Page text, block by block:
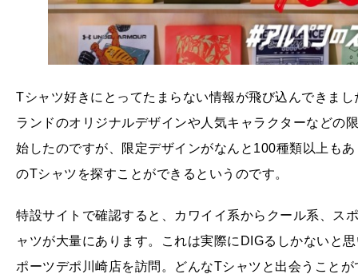
Tシャツ好きにとってたまらない情報が飛び込んできま
ランドのオリジナルデザインや人気キャラクターなどの
始したのですが、限定デザインがなんと100種類以上も
のTシャツを探すことができるというのです。
特設サイトで確認すると、カワイイ系からクール系、ス
ャツが大量にあります。これは実際にDIGるしかないと
ポーツデポ川崎店を訪問。どんなTシャツと出会うこと